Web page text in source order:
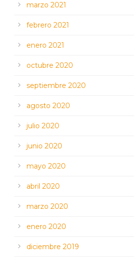
marzo 2021
febrero 2021
enero 2021
octubre 2020
septiembre 2020
agosto 2020
julio 2020
junio 2020
mayo 2020
abril 2020
marzo 2020
enero 2020
diciembre 2019